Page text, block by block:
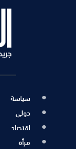
سياسة
دولي
اقتصاد
مرأة